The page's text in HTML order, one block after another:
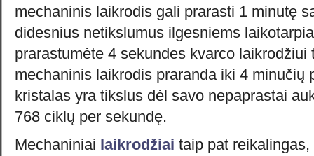
mechaninis laikrodis gali prarasti 1 minutę
didesnius netikslumus ilgesniems
prarastumėte 4 sekundes kvarco laikrodžiui
mechaninis laikrodis praranda iki 4 minučių
kristalas yra tikslus dėl savo nepaprastai
768 ciklų per sekundę.
Mechaniniai laikrodžiai taip pat